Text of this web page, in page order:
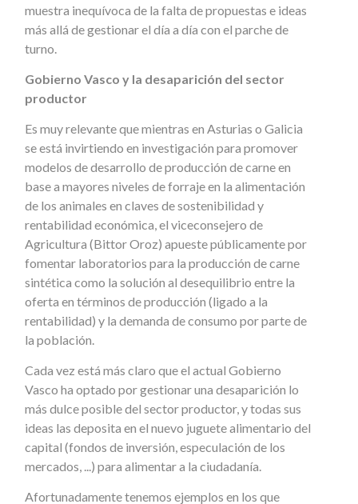
muestra inequívoca de la falta de propuestas e ideas
más allá de gestionar el día a día con el parche de
turno.
Gobierno Vasco y la desaparición del sector
productor
Es muy relevante que mientras en Asturias o Galicia
se está invirtiendo en investigación para promover
modelos de desarrollo de producción de carne en
base a mayores niveles de forraje en la alimentación
de los animales en claves de sostenibilidad y
rentabilidad económica, el viceconsejero de
Agricultura (Bittor Oroz) apueste públicamente por
fomentar laboratorios para la producción de carne
sintética como la solución al desequilibrio entre la
oferta en términos de producción (ligado a la
rentabilidad) y la demanda de consumo por parte de
la población.
Cada vez está más claro que el actual Gobierno
Vasco ha optado por gestionar una desaparición lo
más dulce posible del sector productor, y todas sus
ideas las deposita en el nuevo juguete alimentario del
capital (fondos de inversión, especulación de los
mercados, ...) para alimentar a la ciudadanía.
Afortunadamente tenemos ejemplos en los que